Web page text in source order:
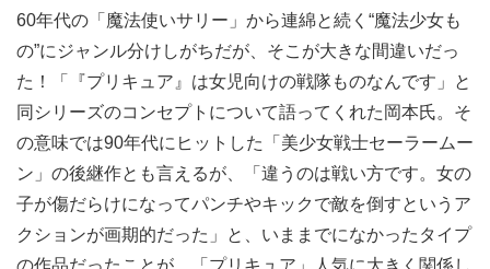
60年代の「魔法使いサリー」から連綿と続く“魔法少女も
の”にジャンル分けしがちだが、そこが大きな間違いだっ
た！「『プリキュア』は女児向けの戦隊ものなんです」と
同シリーズのコンセプトについて語ってくれた岡本氏。そ
の意味では90年代にヒットした「美少女戦士セーラームー
ン」の後継作とも言えるが、「違うのは戦い方です。女の
子が傷だらけになってパンチやキックで敵を倒すというア
クションが画期的だった」と、いままでになかったタイプ
の作品だったことが、「プリキュア」人気に大きく関係し